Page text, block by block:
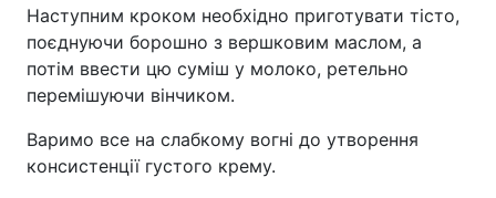
Наступним кроком необхідно приготувати тісто,
поєднуючи борошно з вершковим маслом, а
потім ввести цю суміш у молоко, ретельно
перемішуючи вінчиком.
Варимо все на слабкому вогні до утворення
консистенції густого крему.